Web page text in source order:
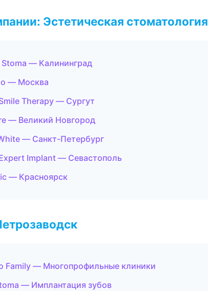
Эстетическая стоматология
— Калининград
— Москва
Therapy — Сургут
— Великий Новгород
— Санкт-Петербург
Implant — Севастополь
— Красноярск
Family — Многопрофильные клиники
— Имплантация зубов